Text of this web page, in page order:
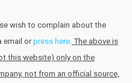
wish to complain about the
email orpress here. The above is
this website) only on the
not from an official source,